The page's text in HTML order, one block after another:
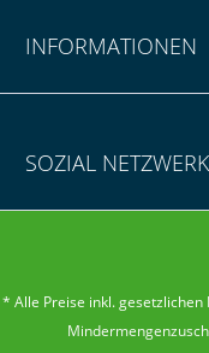
INFORMATIONEN
SOZIAL
* Alle Preise inkl.